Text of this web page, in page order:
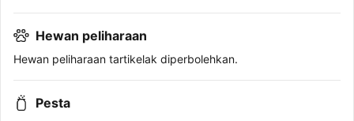
Hewan peliharaan
Hewan peliharaan tartikelak diperbolehkan.
Pesta